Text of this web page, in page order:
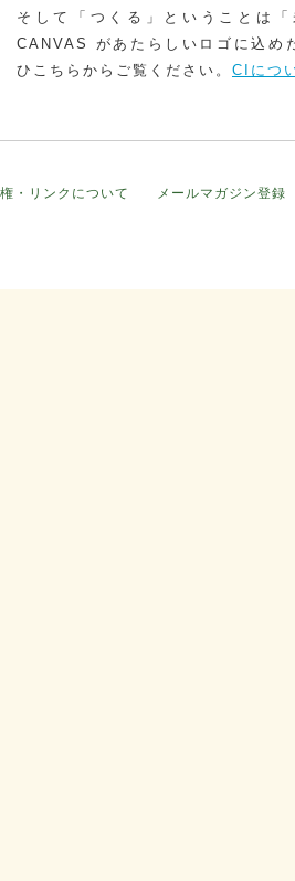
そして「つくる」ということは
CANVAS があたらしいロゴに込め
ひこちらからご覧ください。 CIにつ
・リンクについて メールマガジン登録